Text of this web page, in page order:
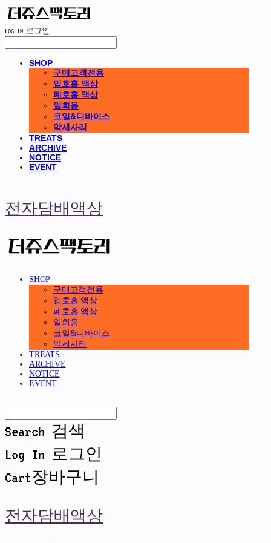
LOG IN 로그인
SHOP
구매고객전용
입호흡 액상
폐호흡 액상
일회용
코일&디바이스
악세사리
TREATS
ARCHIVE
NOTICE
EVENT
전자담배액상
SHOP
구매고객전용
입호흡 액상
폐호흡 액상
일회용
코일&디바이스
악세사리
TREATS
ARCHIVE
NOTICE
EVENT
Search 검색
Log In 로그인
Cart장바구니
전자담배액상